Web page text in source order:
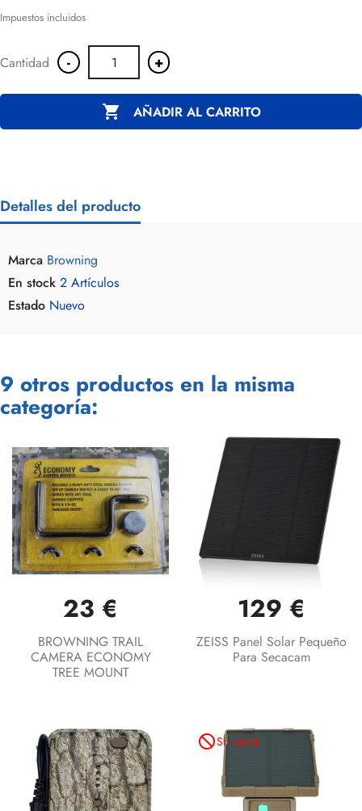
Impuestos incluidos
Cantidad - +
 AÑADIR AL CARRITO
Detalles del producto
Marca Browning
En stock 2 Artículos
Estado Nuevo
9 otros productos en la misma
categoría:
23 €
BROWNING TRAIL
CAMERA ECONOMY
TREE MOUNT
129 €
ZEISS Panel Solar Pequeño
Para Secacam
not_interestedSin stock